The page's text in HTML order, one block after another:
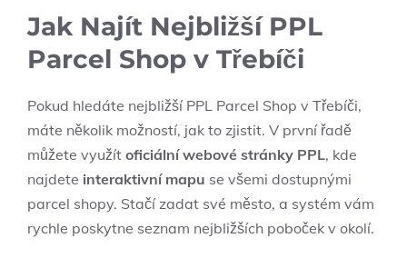
Jak Najít Nejbližší PPL
Parcel Shop v Třebíči
Pokud hledáte nejbližší PPL Parcel Shop v Třebíči,
máte několik možností, jak to zjistit. V první řadě
můžete využít oficiální webové stránky PPL, kde
najdete interaktivní mapu se všemi dostupnými
parcel shopy. Stačí zadat své město, a systém vám
rychle poskytne seznam nejbližších poboček v okolí.